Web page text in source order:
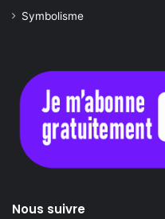
Symbolisme
Nous suivre